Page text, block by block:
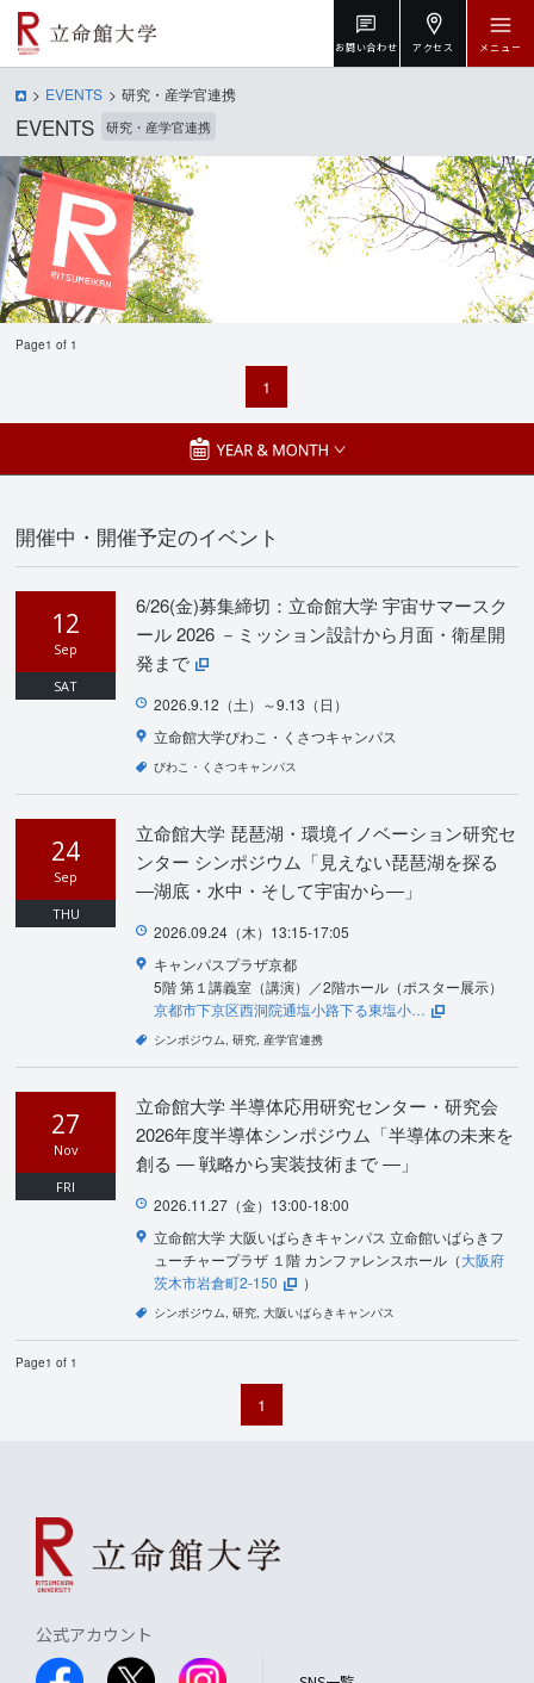
お問い合わせ アクセス メニュー
EVENTS 研究・産学官連携
EVENTS 研究・産学官連携
Page1 of 1
1
開催中・開催予定のイベント
12
Sep
SAT
6/26(金)募集締切：立命館大学 宇宙サマースク
ール 2026 －ミッション設計から月面・衛星開
発まで
2026.9.12（土）～9.13（日）
立命館大学びわこ・くさつキャンパス
びわこ・くさつキャンパス
24
Sep
THU
立命館大学 琵琶湖・環境イノベーション研究セ
ンター シンポジウム「見えない琵琶湖を探る
―湖底・水中・そして宇宙から―」
2026.09.24（木）13:15-17:05
キャンパスプラザ京都
5階 第１講義室（講演）／2階ホール（ポスター展示）
京都市下京区西洞院通塩小路下る東塩小…
シンポジウム 研究 産学官連携
27
Nov
FRI
立命館大学 半導体応用研究センター・研究会
2026年度半導体シンポジウム「半導体の未来を
創る ― 戦略から実装技術まで ―」
2026.11.27（金）13:00-18:00
立命館大学 大阪いばらきキャンパス 立命館いばらきフ
ューチャープラザ １階 カンファレンスホール（大阪府
茨木市岩倉町2-150
）
シンポジウム 研究 大阪いばらきキャンパス
Page1 of 1
1
公式アカウント